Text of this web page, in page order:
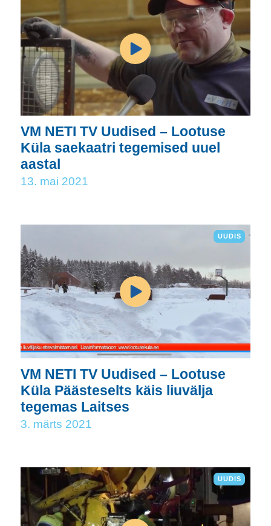
VM NETI TV Uudised – Lootuse
Küla saekaatri tegemised uuel
aastal
13. mai 2021
UUDIS
VM NETI TV Uudised – Lootuse
Küla Päästeselts käis liuvälja
tegemas Laitses
3. märts 2021
UUDIS